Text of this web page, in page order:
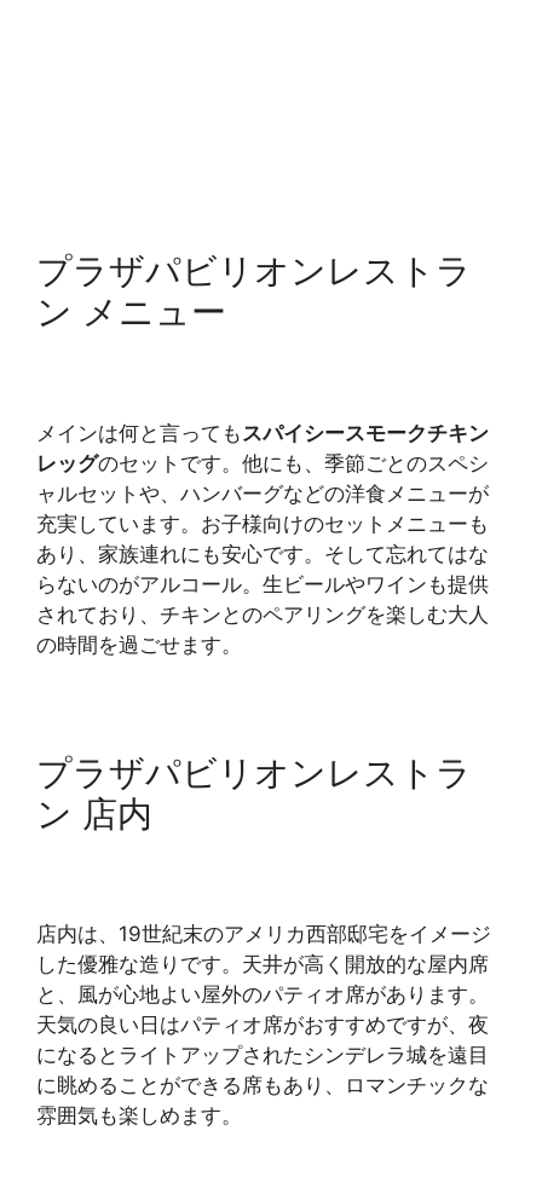
プラザパビリオンレストラ
ン メニュー
メインは何と言っても スパイシースモークチキン
レッグのセットです。他にも、季節ごとのスペシ
ャルセットや、ハンバーグなどの洋食メニューが
充実しています。お子様向けのセットメニューも
あり、家族連れにも安心です。そして忘れてはな
らないのがアルコール。生ビールやワインも提供
されており、チキンとのペアリングを楽しむ大人
の時間を過ごせます。
プラザパビリオンレストラ
ン 店内
店内は、19世紀末のアメリカ西部邸宅をイメージ
した優雅な造りです。天井が高く開放的な屋内席
と、風が心地よい屋外のパティオ席があります。
天気の良い日はパティオ席がおすすめですが、夜
になるとライトアップされたシンデレラ城を遠目
に眺めることができる席もあり、ロマンチックな
雰囲気も楽しめます。